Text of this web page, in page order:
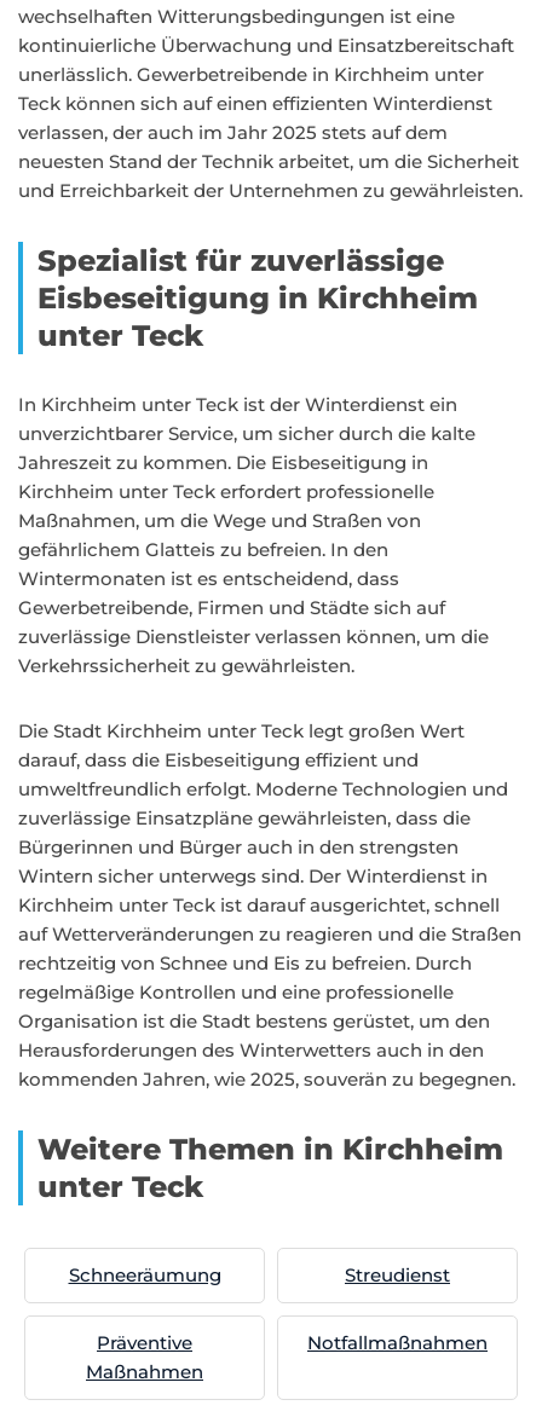
wechselhaften Witterungsbedingungen ist eine
kontinuierliche Überwachung und Einsatzbereitschaft
unerlässlich. Gewerbetreibende in Kirchheim unter
Teck können sich auf einen effizienten Winterdienst
verlassen, der auch im Jahr 2025 stets auf dem
neuesten Stand der Technik arbeitet, um die Sicherheit
und Erreichbarkeit der Unternehmen zu gewährleisten.
Spezialist für zuverlässige
Eisbeseitigung in Kirchheim
unter Teck
In Kirchheim unter Teck ist der Winterdienst ein
unverzichtbarer Service, um sicher durch die kalte
Jahreszeit zu kommen. Die Eisbeseitigung in
Kirchheim unter Teck erfordert professionelle
Maßnahmen, um die Wege und Straßen von
gefährlichem Glatteis zu befreien. In den
Wintermonaten ist es entscheidend, dass
Gewerbetreibende, Firmen und Städte sich auf
zuverlässige Dienstleister verlassen können, um die
Verkehrssicherheit zu gewährleisten.
Die Stadt Kirchheim unter Teck legt großen Wert
darauf, dass die Eisbeseitigung effizient und
umweltfreundlich erfolgt. Moderne Technologien und
zuverlässige Einsatzpläne gewährleisten, dass die
Bürgerinnen und Bürger auch in den strengsten
Wintern sicher unterwegs sind. Der Winterdienst in
Kirchheim unter Teck ist darauf ausgerichtet, schnell
auf Wetterveränderungen zu reagieren und die Straßen
rechtzeitig von Schnee und Eis zu befreien. Durch
regelmäßige Kontrollen und eine professionelle
Organisation ist die Stadt bestens gerüstet, um den
Herausforderungen des Winterwetters auch in den
kommenden Jahren, wie 2025, souverän zu begegnen.
Weitere Themen in Kirchheim
unter Teck
Schneeräumung Streudienst
Präventive
Maßnahmen
Notfallmaßnahmen